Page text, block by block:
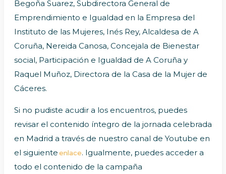
Begoña Suarez, Subdirectora General de
Emprendimiento e Igualdad en la Empresa del
Instituto de las Mujeres, Inés Rey, Alcaldesa de A
Coruña, Nereida Canosa, Concejala de Bienestar
social, Participación e Igualdad de A Coruña y
Raquel Muñoz, Directora de la Casa de la Mujer de
Cáceres.
Si no pudiste acudir a los encuentros, puedes
revisar el contenido íntegro de la jornada celebrada
en Madrid a través de nuestro canal de Youtube en
el siguienteenlace. Igualmente, puedes acceder a
todo el contenido de la campaña